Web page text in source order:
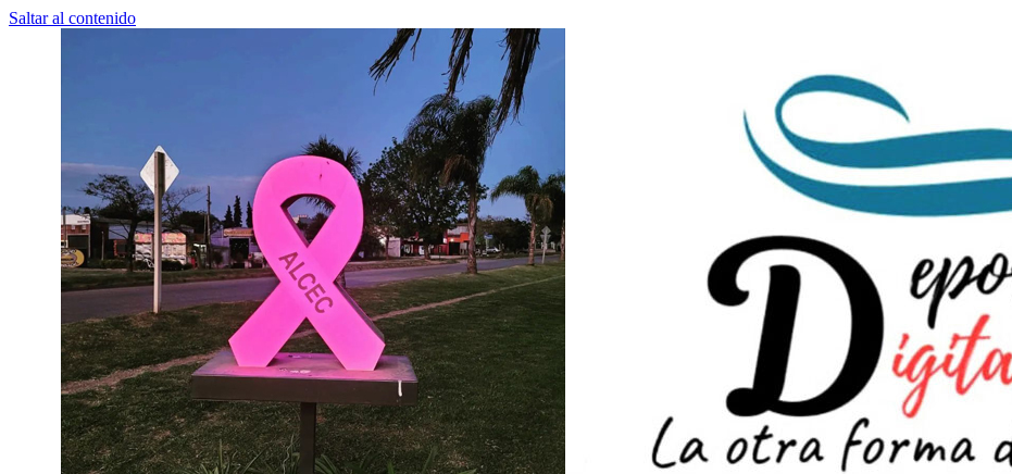
Saltar al contenido